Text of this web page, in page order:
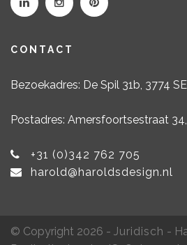
CONTACT
Bezoekadres: De Spil 31b, 3774
Postadres: Amersfoortsestraat
+31 (0)342 762 705
harold@haroldsdesign.nl
© Copyright 2026 - Juridisch -